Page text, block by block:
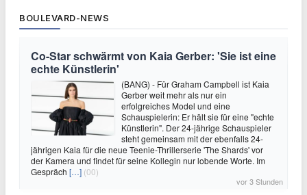
BOULEVARD-NEWS
Co-Star schwärmt von Kaia Gerber: 'Sie ist eine
echte Künstlerin'
(BANG) - Für Graham Campbell ist Kaia
Gerber weit mehr als nur ein
erfolgreiches Model und eine
Schauspielerin: Er hält sie für eine "echte
Künstlerin". Der 24-jährige Schauspieler
steht gemeinsam mit der ebenfalls 24-
jährigen Kaia für die neue Teenie-Thrillerserie 'The Shards' vor
der Kamera und findet für seine Kollegin nur lobende Worte. Im
Gespräch […] (00)
vor 3 Stunden